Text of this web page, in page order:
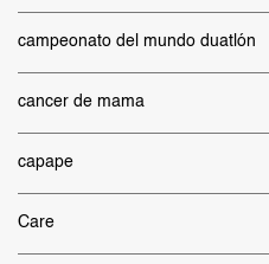
campeonato del mundo duatlón
cancer de mama
capape
Care